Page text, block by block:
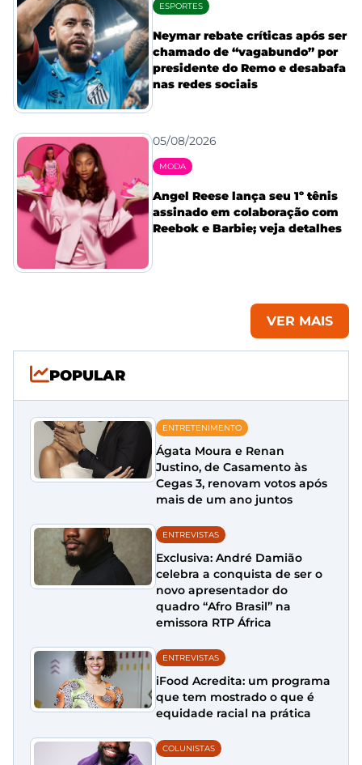
ESPORTES
Neymar rebate críticas após ser
chamado de “vagabundo” por
presidente do Remo e desabafa
nas redes sociais
05/08/2026
MODA
Angel Reese lança seu 1º tênis
assinado em colaboração com
Reebok e Barbie; veja detalhes
VER MAIS
POPULAR
ENTRETENIMENTO
Ágata Moura e Renan
Justino, de Casamento às
Cegas 3, renovam votos após
mais de um ano juntos
ENTREVISTAS
Exclusiva: André Damião
celebra a conquista de ser o
novo apresentador do
quadro “Afro Brasil” na
emissora RTP África
ENTREVISTAS
iFood Acredita: um programa
que tem mostrado o que é
equidade racial na prática
COLUNISTAS